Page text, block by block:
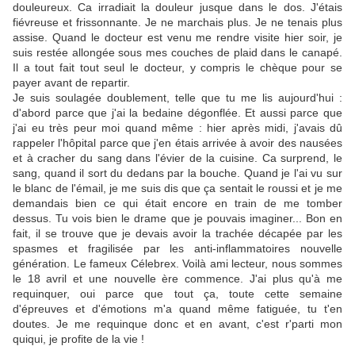
douleureux. Ca irradiait la douleur jusque dans le dos. J'étais
fiévreuse et frissonnante. Je ne marchais plus. Je ne tenais plus
assise. Quand le docteur est venu me rendre visite hier soir, je
suis restée allongée sous mes couches de plaid dans le canapé.
Il a tout fait tout seul le docteur, y compris le chèque pour se
payer avant de repartir.
Je suis soulagée doublement, telle que tu me lis aujourd'hui :
d'abord parce que j'ai la bedaine dégonflée. Et aussi parce que
j'ai eu très peur moi quand même : hier après midi, j'avais dû
rappeler l'hôpital parce que j'en étais arrivée à avoir des nausées
et à cracher du sang dans l'évier de la cuisine. Ca surprend, le
sang, quand il sort du dedans par la bouche. Quand je l'ai vu sur
le blanc de l'émail, je me suis dis que ça sentait le roussi et je me
demandais bien ce qui était encore en train de me tomber
dessus. Tu vois bien le drame que je pouvais imaginer... Bon en
fait, il se trouve que je devais avoir la trachée décapée par les
spasmes et fragilisée par les anti-inflammatoires nouvelle
génération. Le fameux Célebrex. Voilà ami lecteur, nous sommes
le 18 avril et une nouvelle ère commence. J'ai plus qu'à me
requinquer, oui parce que tout ça, toute cette semaine
d'épreuves et d'émotions m'a quand même fatiguée, tu t'en
doutes. Je me requinque donc et en avant, c'est r'parti mon
quiqui, je profite de la vie !